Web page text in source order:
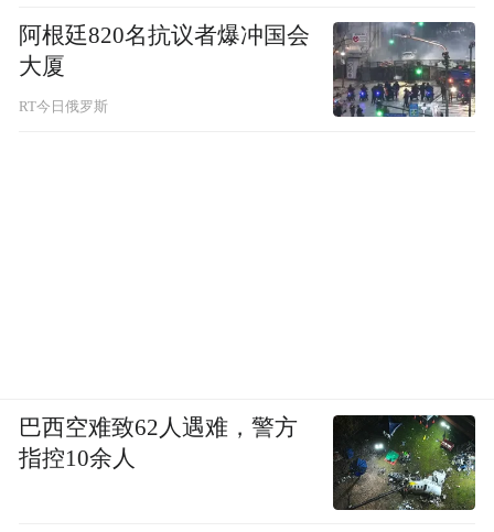
阿根廷820名抗议者爆冲国会
大厦
RT今日俄罗斯
巴西空难致62人遇难，警方
指控10余人